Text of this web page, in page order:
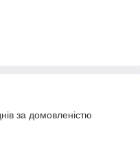
за домовленістю